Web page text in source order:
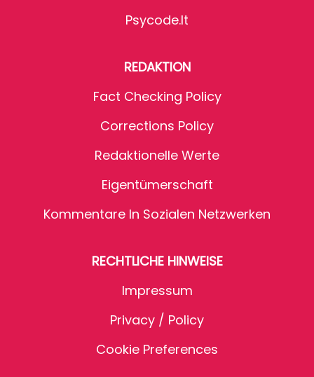
Psycode.it
REDAKTION
Fact Checking Policy
Corrections Policy
Redaktionelle Werte
Eigentümerschaft
Kommentare In Sozialen Netzwerken
RECHTLICHE HINWEISE
Impressum
Privacy / Policy
Cookie Preferences